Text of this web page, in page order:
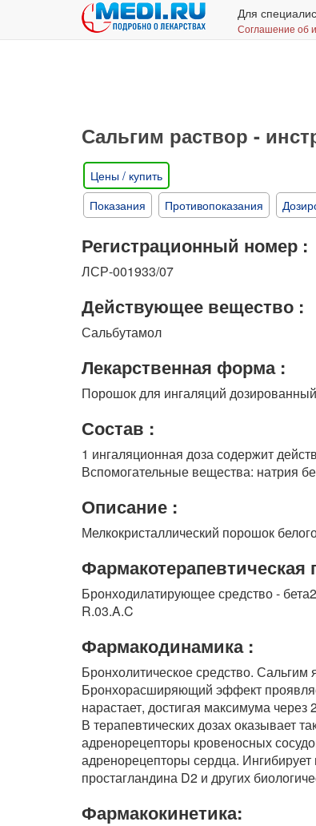
Для
Соглашение об
Сальгим раствор -
Цены / купить
Показания
Противопоказания
Регистрационный номер :
ЛСР-001933/07
Действующее вещество :
Сальбутамол
Лекарственная форма :
Порошок для ингаляций
Состав :
1 ингаляционная доза содержит
Вспомогательные вещества: натрия
Описание :
Мелкокристаллический порошок
Фармакотерапевтическая
Бронходилатирующее средство -
R.03.A.C
Фармакодинамика :
Бронхолитическое средство. Сальгим
Бронхорасширяющий эффект
нарастает, достигая максимума
В терапевтических дозах оказывает
адренорецепторы кровеносных
адренорецепторы сердца.
простагландина D2 и других
Фармакокинетика: